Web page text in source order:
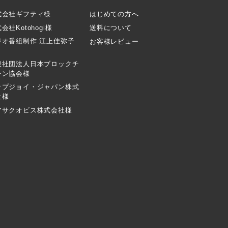
会社ギフティ様
会社Kotohogi様
オ番組制作 江上佳弥子
社団法人日本ブロックチ
ン協会様
プジョイ・ジャパン株式
様
サクオビス株式会社様
はじめての方へ
送料について
お客様レビュー